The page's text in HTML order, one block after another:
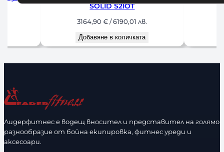
Solid GCBT380
660,00€/ 1290,85 лв.
Добавяне в количката
КОФИЧКИ
Лидерфитнес е водещ вносител и представител на голямо
разнообразие от бойна екипировка, фитнес уреди и
аксесоари.